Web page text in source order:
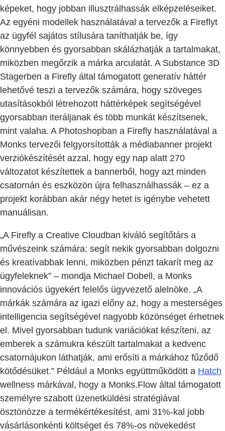
képeket, hogy jobban illusztrálhassák elképzeléseiket.
Az egyéni modellek használatával a tervezők a Fireflyt
az ügyfél sajátos stílusára taníthatják be, így
könnyebben és gyorsabban skálázhatják a tartalmakat,
miközben megőrzik a márka arculatát. A Substance 3D
Stagerben a Firefly által támogatott generatív háttér
lehetővé teszi a tervezők számára, hogy szöveges
utasításokból létrehozott háttérképek segítségével
gyorsabban iteráljanak és több munkát készítsenek,
mint valaha. A Photoshopban a Firefly használatával a
Monks tervezői felgyorsították a médiabanner projekt
verziókészítését azzal, hogy egy nap alatt 270
változatot készítettek a bannerből, hogy azt minden
csatornán és eszközön újra felhasználhassák – ez a
projekt korábban akár négy hetet is igénybe vehetett
manuálisan.
„A Firefly a Creative Cloudban kiváló segítőtárs a
művészeink számára: segít nekik gyorsabban dolgozni
és kreatívabbak lenni, miközben pénzt takarít meg az
ügyfeleknek” – mondja Michael Dobell, a Monks
innovációs ügyekért felelős ügyvezető alelnöke. „A
márkák számára az igazi előny az, hogy a mesterséges
intelligencia segítségével nagyobb közönséget érhetnek
el. Mivel gyorsabban tudunk variációkat készíteni, az
emberek a számukra készült tartalmakat a kedvenc
csatornájukon láthatják, ami erősíti a márkához fűződő
kötődésüket.” Például a Monks együttműködött a Hatch
wellness márkával, hogy a Monks.Flow által támogatott
személyre szabott üzenetküldési stratégiával
ösztönözze a termékértékesítést, ami 31%-kal jobb
vásárlásonkénti költséget és 78%-os növekedést